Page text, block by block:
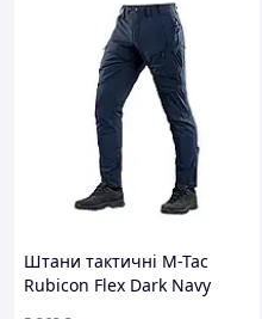
Штани тактичні M-Tac
Rubicon Flex Dark Navy